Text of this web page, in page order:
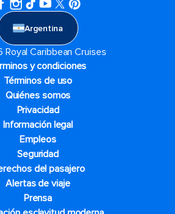
Argentina
Caribbean Cruises
y condiciones
Términos de uso
Quiénes somos
Privacidad
Información legal
Empleos
Seguridad
del pasajero
Alertas de viaje
Prensa